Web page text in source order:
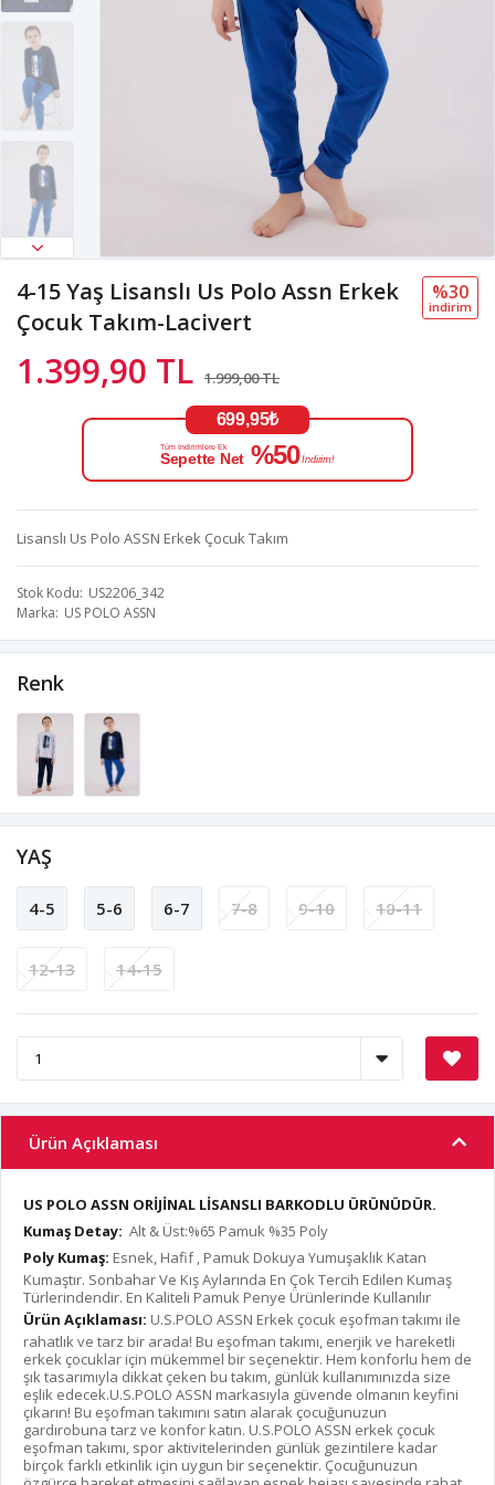
4-15 Yaş Lisanslı Us Polo Assn Erkek
Çocuk Takım-Lacivert
1.399,90 TL 1.999,00 TL
%30
i̇ndi̇ri̇m
699,95₺
Tüm İndirimlere Ek
Sepette Net %50 İndirim!
Lisanslı Us Polo ASSN Erkek Çocuk Takım
Stok Kodu US2206_342
Marka US POLO ASSN
Renk
YAŞ
4-5 5-6 6-7 7-8 9-10 10-11
12-13 14-15
Ürün Açıklaması
US POLO ASSN ORİJİNAL LİSANSLI BARKODLU ÜRÜNÜDÜR.
Kumaş Detay: Alt & Üst:%65 Pamuk %35 Poly
Poly Kumaş: Esnek, Hafif , Pamuk Dokuya Yumuşaklık Katan
Kumaştır. Sonbahar Ve Kış Aylarında En Çok Tercih Edilen Kumaş
Türlerindendir. En Kaliteli Pamuk Penye Ürünlerinde Kullanılır
Ürün Açıklaması: U.S.POLO ASSN Erkek çocuk eşofman takımı ile
rahatlık ve tarz bir arada! Bu eşofman takımı, enerjik ve hareketli
erkek çocuklar için mükemmel bir seçenektir. Hem konforlu hem de
şık tasarımıyla dikkat çeken bu takım, günlük kullanımınızda size
eşlik edecek.U.S.POLO ASSN markasıyla güvende olmanın keyfini
çıkarın! Bu eşofman takımını satın alarak çocuğunuzun
gardırobuna tarz ve konfor katın. U.S.POLO ASSN erkek çocuk
eşofman takımı, spor aktivitelerinden günlük gezintilere kadar
birçok farklı etkinlik için uygun bir seçenektir. Çocuğunuzun